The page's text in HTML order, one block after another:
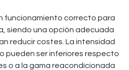
funcionamiento correcto para
siendo una opción adecuada
reducir costes. La intensidad
pueden ser inferiores respecto
o a la gama reacondicionada